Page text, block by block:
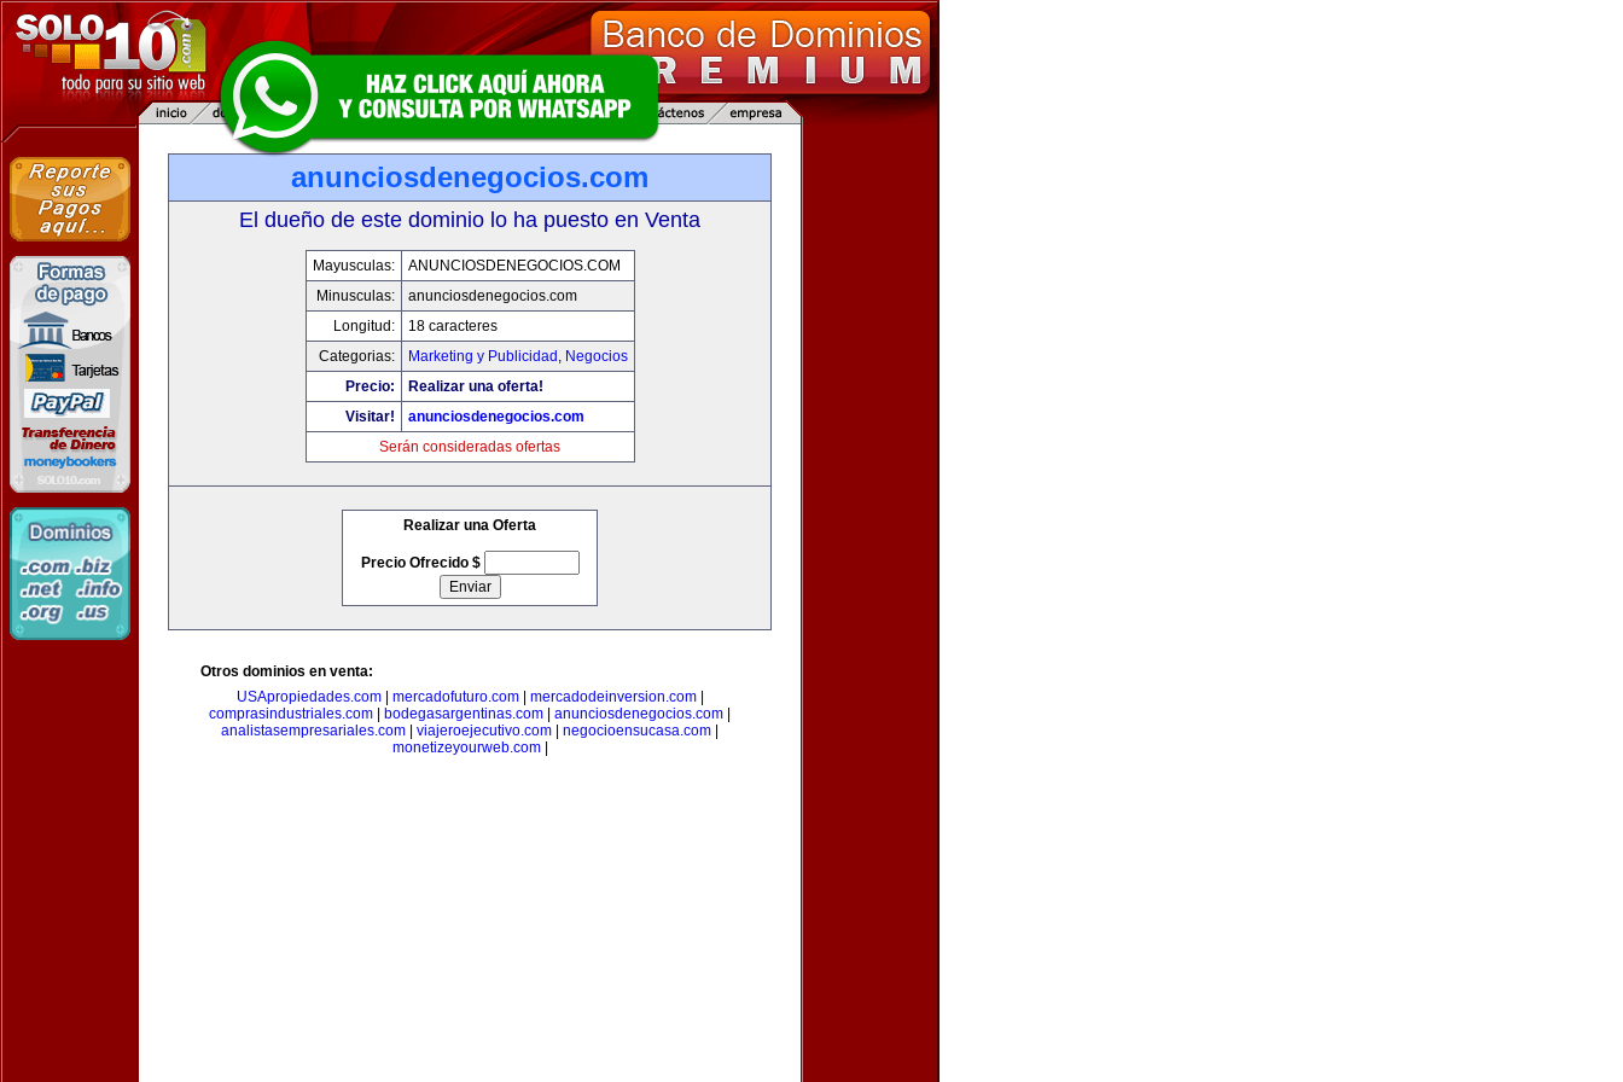
anunciosdenegocios.com
El dueño de este dominio lo ha puesto en Venta
Mayusculas:
ANUNCIOSDENEGOCIOS.COM
Minusculas:
anunciosdenegocios.com
Longitud:
18 caracteres
Categorias:
Marketing y Publicidad , Negocios
Precio:
Realizar una oferta!
Visitar!
anunciosdenegocios.com
Serán consideradas ofertas
Realizar una Oferta
Precio Ofrecido $
Otros dominios en venta:
USApropiedades.com| mercadofuturo.com| mercadodeinversion.com|
comprasindustriales.com
bodegasargentinas.com anunciosdenegocios.com
analistasempresariales.com
viajeroejecutivo.com negocioensucasa.com
monetizeyourweb.com|